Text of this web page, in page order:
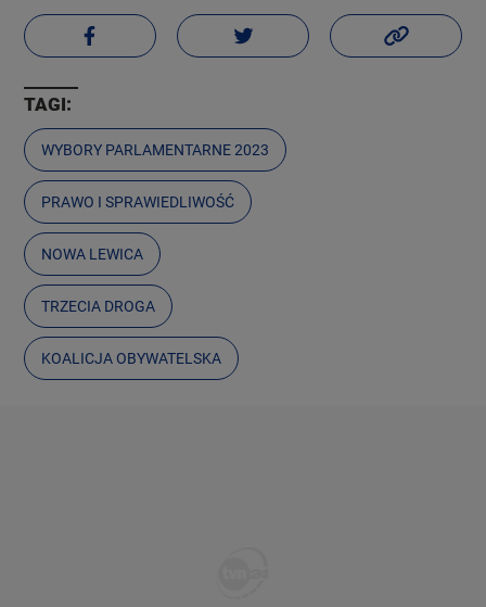
TAGI:
WYBORY PARLAMENTARNE 2023
PRAWO I SPRAWIEDLIWOŚĆ
NOWA LEWICA
TRZECIA DROGA
KOALICJA OBYWATELSKA